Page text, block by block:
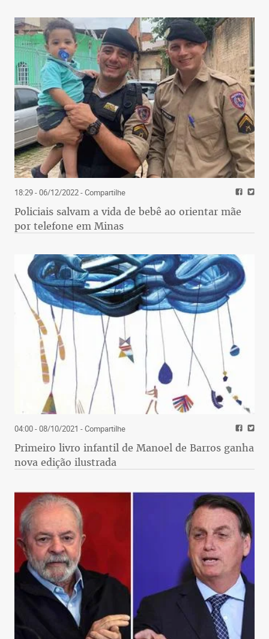
18:29 - 06/12/2022- Compartilhe
Policiais salvam a vida de bebê ao orientar mãe
por telefone em Minas
04:00 - 08/10/2021 - Compartilhe
Primeiro livro infantil de Manoel de Barros ganha
nova edição ilustrada